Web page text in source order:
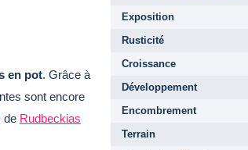
en pot. Grâce à
sont encore
de Rudbeckias
Exposition
Rusticité
Croissance
Développement
Encombrement
Terrain